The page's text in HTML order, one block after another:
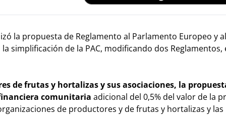
la propuesta de Reglamento al Parlamento Europeo y
simplificación de la PAC, modificando dos Reglamentos,
de frutas y hortalizas y sus asociaciones, la
comunitaria adicional del 0,5% del valor de la
de productores y de frutas y hortalizas y las